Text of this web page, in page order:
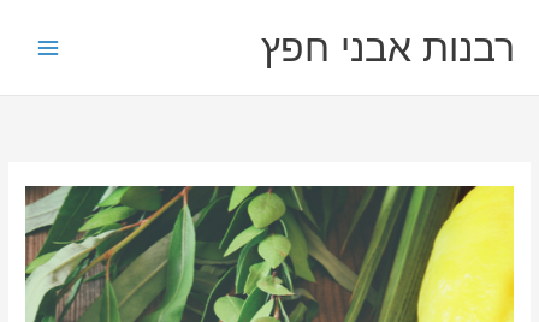
לתוכןרבנות אבני חפץ